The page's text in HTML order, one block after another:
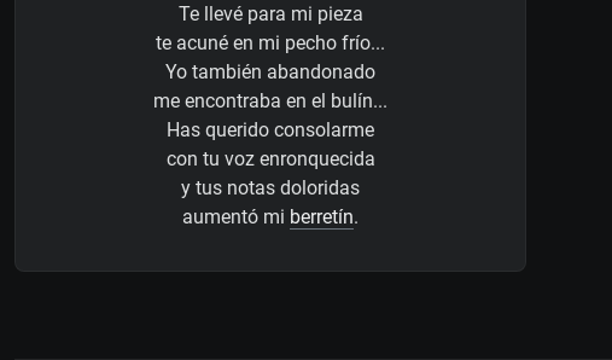
Te llevé para mi pieza
te acuné en mi pecho frío...
Yo también abandonado
me encontraba en el bulín...
Has querido consolarme
con tu voz enronquecida
y tus notas doloridas
aumentó mi berretín.